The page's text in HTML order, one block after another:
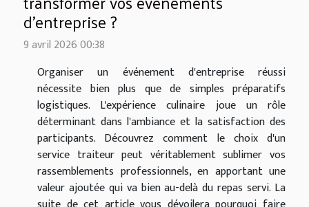
d'entreprise ?
9 avril 2026 00:38
Organiser un événement d'entreprise réussi
nécessite bien plus que de simples préparatifs
logistiques. L'expérience culinaire joue un rôle
déterminant dans l'ambiance et la satisfaction des
participants. Découvrez comment le choix d'un
service traiteur peut véritablement sublimer vos
rassemblements professionnels, en apportant une
valeur ajoutée qui va bien au-delà du repas servi. La